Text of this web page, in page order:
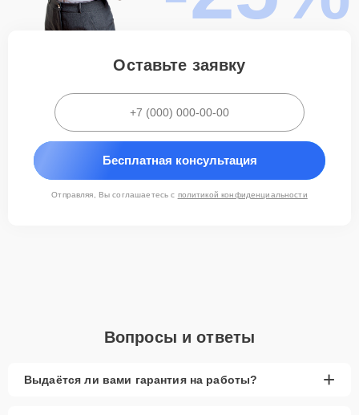
Прием устройства: фиксация текущих симптомов
неисправности и обсуждение ситуации с клиентом.
определения причины поломки.
Составление детализированного плана ремонта и
Выполнение ремонтных работ с применением
оригинальных запчастей Smeg.
завершения работ.
Оформление сопроводительной документации и передача
Доверьте ремонт профессионалам — обратитесь в сервисный
центр Smeg! Телефон: +7 (831) 217-02-64, адрес: улица
Оставьте заявку
Бесплатная консультация
Отправляя, Вы соглашаетесь с политикой конфиденциальности
Вопросы и ответы
Выдаётся ли вами гарантия на работы? +